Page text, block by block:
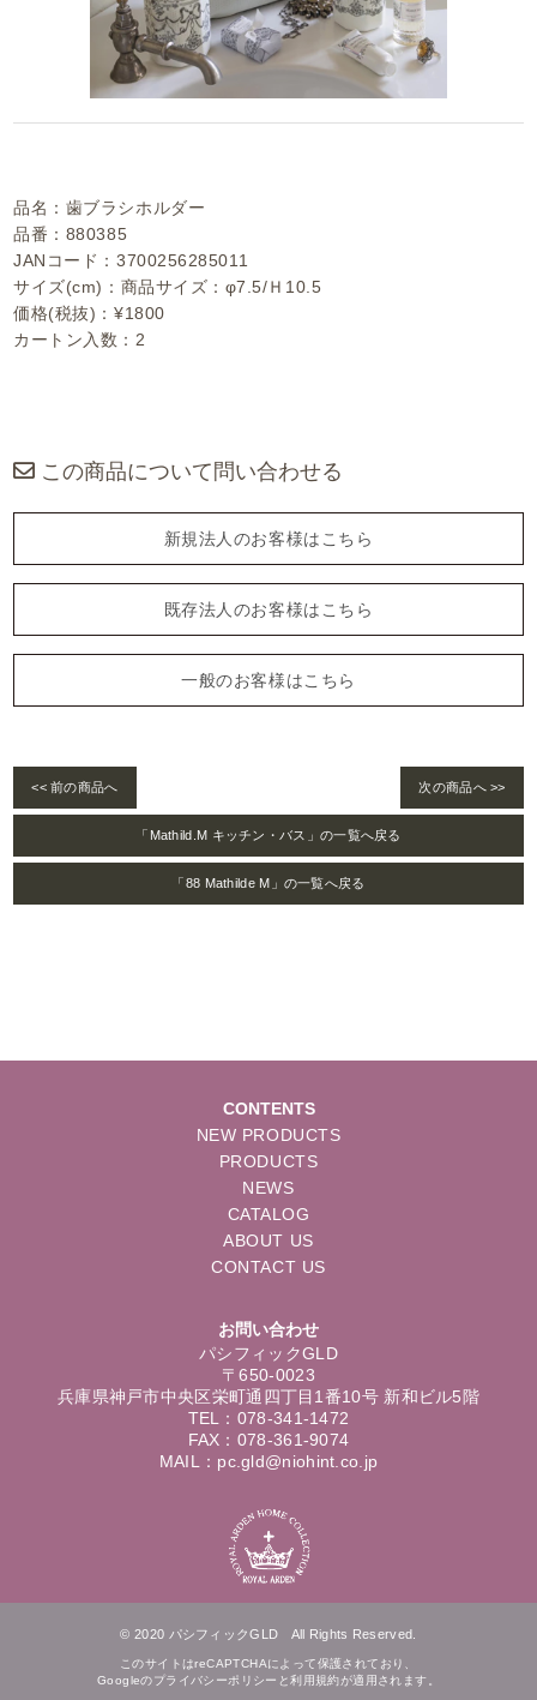
品名：歯ブラシホルダー
品番：880385
JANコード：3700256285011
サイズ(cm)：商品サイズ：φ7.5/Ｈ10.5
価格(税抜)：¥1800
カートン入数：2
この商品について問い合わせる
新規法人のお客様はこちら
既存法人のお客様はこちら
一般のお客様はこちら
<< 前の商品へ 次の商品へ >>
「Mathild.M キッチン・バス」の一覧へ戻る
「88 Mathilde M」の一覧へ戻る
CONTENTS
NEW PRODUCTS
PRODUCTS
NEWS
CATALOG
ABOUT US
CONTACT US
お問い合わせ
パシフィックGLD
〒650-0023
兵庫県神戸市中央区栄町通四丁目1番10号 新和ビル5階
TEL：078-341-1472
FAX：078-361-9074
MAIL：pc.gld@niohint.co.jp
© 2020 パシフィックGLD All Rights Reserved.
このサイトはreCAPTCHAによって保護されており、
Googleのプライバシーポリシー と利用規約が適用されます。